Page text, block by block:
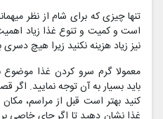
تنها چیزی که برای شام از نظر
است و کمیت و تنوع غذا زیاد
نیز زیاد هزینه نکنید زیرا هیچ
معمولا گرم سرو کردن غذا
باید بسیار به آن توجه نمایید. اگر
کنید بهتر است قبل از مراسم،